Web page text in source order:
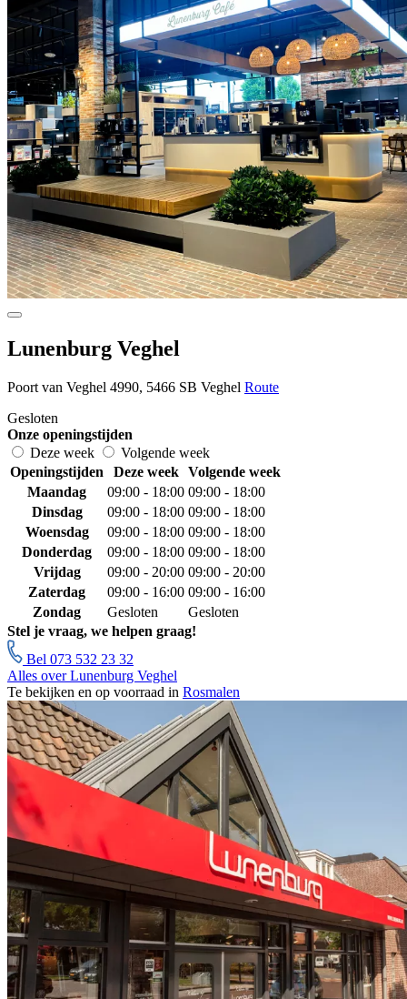
Lunenburg Veghel
Poort van Veghel 4990, 5466 SB Veghel Route
Gesloten
Onze openingstijden
Deze week
Volgende week
Openingstijden
Deze week
Volgende week
Maandag
09:00 - 18:00 09:00 - 18:00
Dinsdag
09:00 - 18:00 09:00 - 18:00
Woensdag
09:00 - 18:00 09:00 - 18:00
Donderdag
09:00 - 18:00 09:00 - 18:00
Vrijdag
09:00 - 20:00 09:00 - 20:00
Zaterdag
09:00 - 16:00 09:00 - 16:00
Zondag
Gesloten
Gesloten
Stel je vraag, we helpen graag!
Bel 073 532 23 32
Alles over Lunenburg Veghel
Te bekijken en op voorraad in Rosmalen